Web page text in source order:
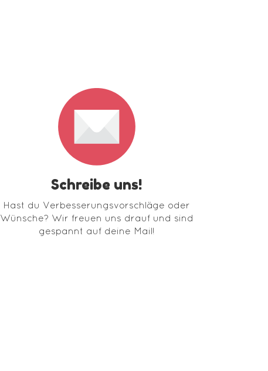
Schreibe uns!
Hast du Verbesserungsvorschläge oder
Wünsche? Wir freuen uns drauf und sind
gespannt auf deine Mail!